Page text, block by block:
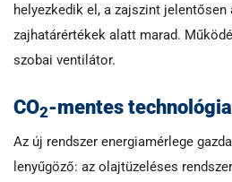
helyezkedik el, a zajszint jelentősen
zajhatárértékek alatt marad.
szobai ventilátor.
CO2-mentes technológia
Az új rendszer energiamérlege
lenyűgöző: az olajtüzeléses